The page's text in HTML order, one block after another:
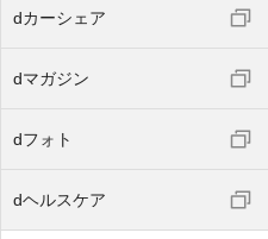
dカーシェア
dマガジン
dフォト
dヘルスケア